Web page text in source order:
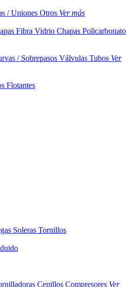
/ Uniones Otros Ver más
Fibra Vidrio Chapas Policarbonato
/ Sobrepasos Válvulas Tubos Ver
Flotantes
Soleras Tornillos
Cepillos Compresores Ver